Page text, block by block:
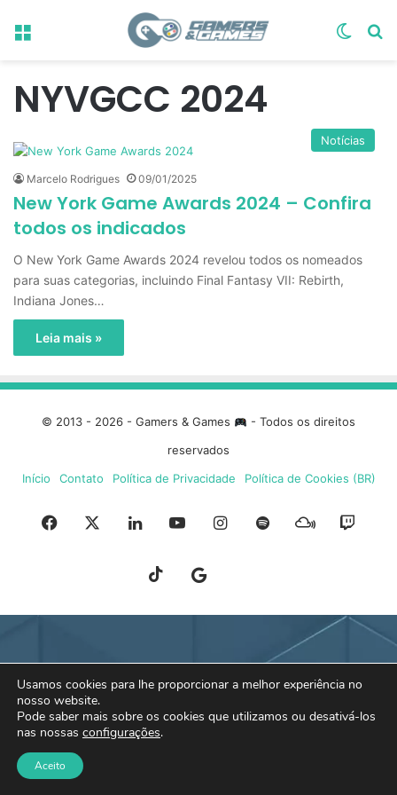
Menu
NYVGCC 2024
Notícias
Marcelo Rodrigues 09/01/2025
New York Game Awards 2024 – Confira
todos os indicados
O New York Game Awards 2024 revelou todos os nomeados
para suas categorias, incluindo Final Fantasy VII: Rebirth,
Indiana Jones…
Leia mais »
© 2013 - 2026 - Gamers & Games
- Todos os direitos
reservados
Início
Contato Política de Privacidade Política de Cookies (BR)
Facebook LinkedinYouTubeInstagram
SpotifyMixcloud
TikTokGoogle
NewsSky
Usamos cookies para lhe proporcionar a melhor experiência no
nosso website.
Pode saber mais sobre os cookies que utilizamos ou desativá-los
nas nossas configurações.
Aceito